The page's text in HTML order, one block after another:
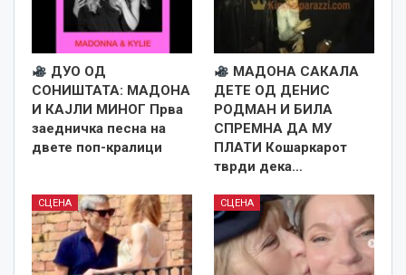
ДУО ОД
СОНИШТАТА: МАДОНА
И КАЈЛИ МИНОГ Прва
заедничка песна на
двете поп-кралици
МАДОНА САКАЛА
ДЕТЕ ОД ДЕНИС
РОДМАН И БИЛА
СПРЕМНА ДА МУ
ПЛАТИ Кошаркарот
тврди дека…
СЦЕНА СЦЕНА